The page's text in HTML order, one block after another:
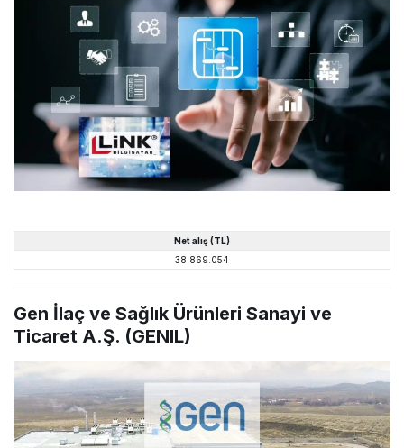
Net alış (TL)
38.869.054
Gen İlaç ve Sağlık Ürünleri Sanayi ve
Ticaret A.Ş. (GENIL)